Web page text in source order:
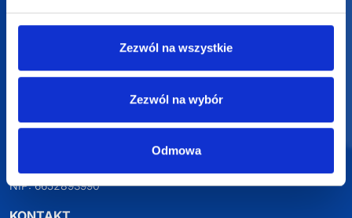
Zezwól na wszystkie
Zezwól na wybór
Odmowa
SUPERGADŻET.com
JAKUB LIEBELT
62-586 Rzgów
NIP: 6652893990